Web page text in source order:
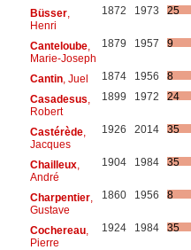
Büsser,
Henri
1872 1973 25
Canteloube,
Marie-Joseph
1879 1957 9
Cantin, Juel 1874 1956
8
Casadesus
Robert
1899 1972 24
Castérède,
Jacques
1926 2014 35
Chailleux,
André
1904 1984 35
Charpentier,
Gustave
1860 1956 8
Cochereau,
Pierre
1924 1984 35